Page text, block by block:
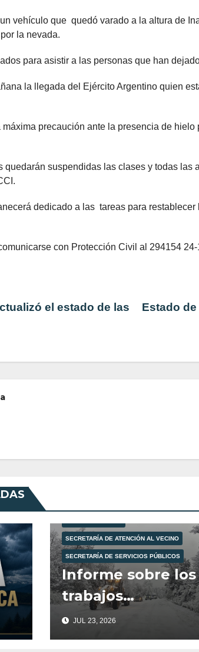
vehículo que quedó varado a la altura de
la nevada.
para asistir a las personas que han
la llegada del Ejército Argentino quien
precaución ante la presencia de
quedarán suspendidas las clases y todas
dedicado a las tareas para
con Protección Civil al 294154
Estado
el estado de las
SECRETARÍA DE ATENCIÓN AL VECINO
SECRETARÍA DE SERVICIOS PÚBLICOS
Informe sobre los
trabajos
desplegados en
marco del
JUL 23, 2026